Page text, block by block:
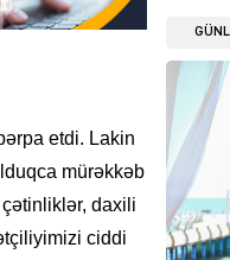
etdi. Lakin
mürəkkəb
daxili
ciddi
DÜNYA
DÜNYA